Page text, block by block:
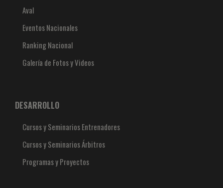
Aval
Eventos Nacionales
Ranking Nacional
Galería de Fotos y Videos
DESARROLLO
Cursos y Seminarios Entrenadores
Cursos y Seminarios Árbitros
Programas y Proyectos